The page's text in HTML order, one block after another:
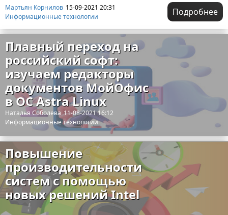
Мартьян Корнилов 15-09-2021 20:31
Информационные технологии
Подробнее
Плавный переход на
российский софт:
изучаем редакторы
документов МойОфис
в ОС Astra Linux
Наталья Соболева 11-08-2021 16:12
Информационные технологии
Повышение
производительности
систем с помощью
новых решений Intel